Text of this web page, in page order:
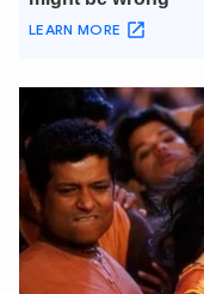
Hãy hỏi tôi